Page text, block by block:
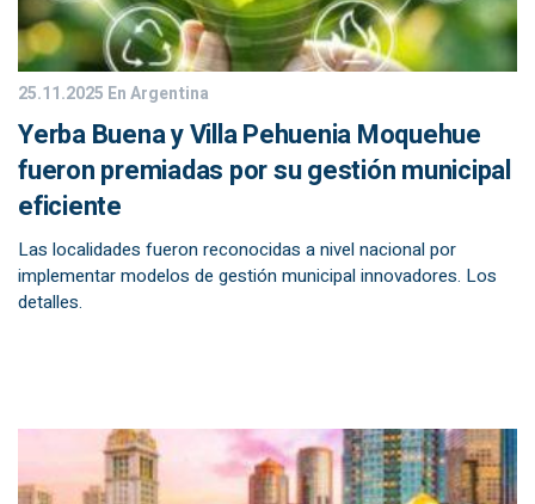
25.11.2025 En Argentina
Yerba Buena y Villa Pehuenia Moquehue
fueron premiadas por su gestión municipal
eficiente
Las localidades fueron reconocidas a nivel nacional por
implementar modelos de gestión municipal innovadores. Los
detalles.